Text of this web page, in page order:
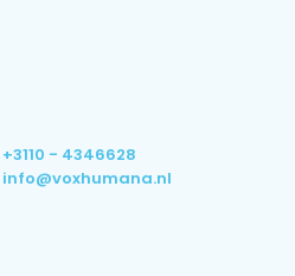
+3110 - 4346628
info@voxhumana.nl